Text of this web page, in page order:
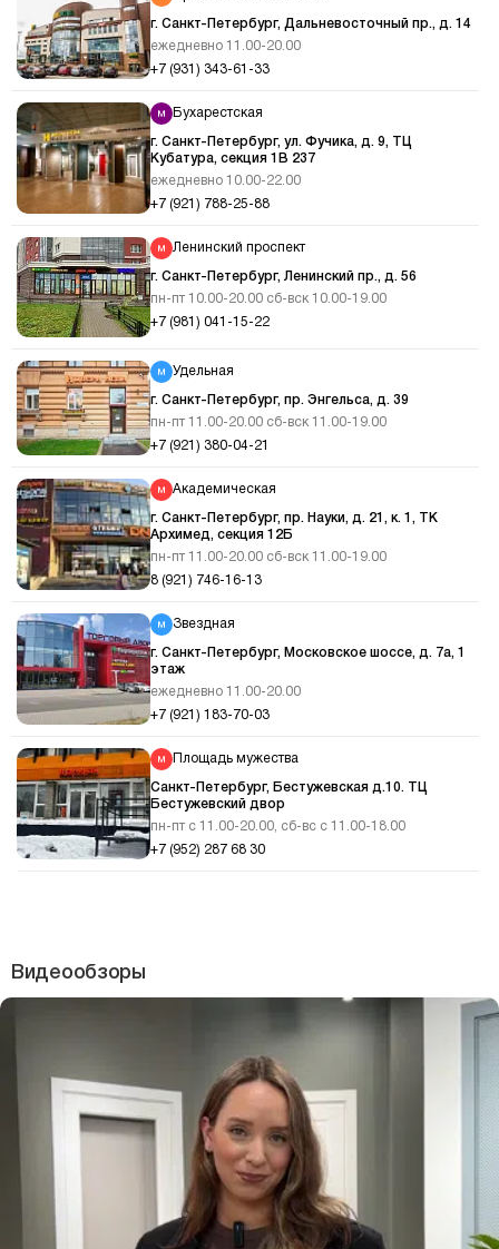
г. Санкт-Петербург, Дальневосточный пр., д. 14
ежедневно 11.00-20.00
+7 (931) 343-61-33
Бухарестская
г. Санкт-Петербург, ул. Фучика, д. 9, ТЦ
Кубатура, секция 1В 237
ежедневно 10.00-22.00
+7 (921) 788-25-88
Ленинский проспект
г. Санкт-Петербург, Ленинский пр., д. 56
пн-пт 10.00-20.00 сб-вск 10.00-19.00
+7 (981) 041-15-22
Удельная
г. Санкт-Петербург, пр. Энгельса, д. 39
пн-пт 11.00-20.00 сб-вск 11.00-19.00
+7 (921) 380-04-21
Академическая
г. Санкт-Петербург, пр. Науки, д. 21, к. 1, ТК
Архимед, секция 12Б
пн-пт 11.00-20.00 сб-вск 11.00-19.00
8 (921) 746-16-13
Звездная
г. Санкт-Петербург, Московское шоссе, д. 7а, 1
этаж
ежедневно 11.00-20.00
+7 (921) 183-70-03
Площадь мужества
Санкт-Петербург, Бестужевская д.10. ТЦ
Бестужевский двор
пн-пт с 11.00-20.00, сб-вс с 11.00-18.00
+7 (952) 287 68 30
Видеообзоры